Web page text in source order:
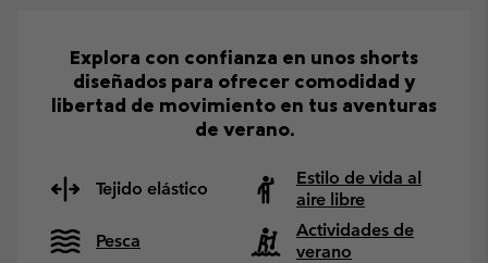
Explora con confianza en unos shorts
diseñados para ofrecer comodidad y
libertad de movimiento en tus aventuras
de verano.
Tejido elástico
Estilo de vida al
aire libre
Pesca
Actividades de
verano